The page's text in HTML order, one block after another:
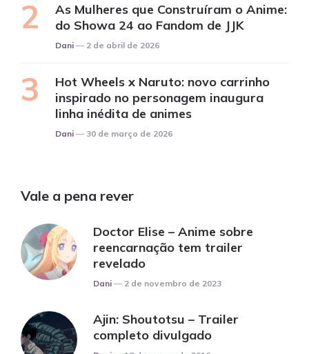
As Mulheres que Construíram o Anime:
do Showa 24 ao Fandom de JJK
Posted
Dani 2 de abril de 2026
Hot Wheels x Naruto: novo carrinho
inspirado no personagem inaugura
linha inédita de animes
Posted
Dani 30 de março de 2026
Vale a pena rever
Doctor Elise – Anime sobre
reencarnação tem trailer
revelado
Posted
Dani 2 de novembro de 2023
Ajin: Shoutotsu – Trailer
completo divulgado